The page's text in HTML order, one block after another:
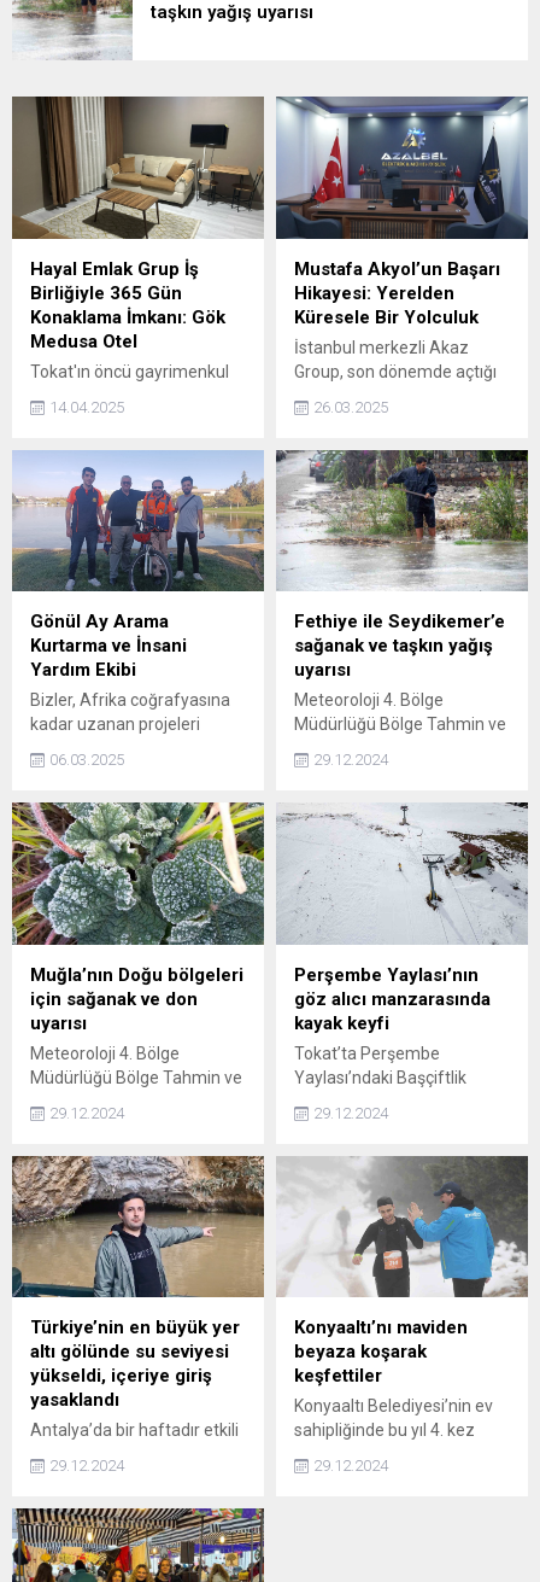
taşkın yağış uyarısı
Hayal Emlak Grup İş
Birliğiyle 365 Gün
Konaklama İmkanı: Gök
Medusa Otel
Tokat'ın öncü gayrimenkul
markalarından Hayal Emlak
2020 yılında sektöre adım
atarak kısa sürede bölgenin
ihtiyaçlarını doğru okuyan ve
yenilikçi projelerle fark
yaratan bir girişim oldu.
14.04.2025
Mustafa Akyol’un Başarı
Hikayesi: Yerelden
Küresele Bir Yolculuk
İstanbul merkezli Akaz
Group, son dönemde açtığı
gerçekleştirdiği başarılı
sektöründe adından sıkça
söz ettiriyor.
26.03.2025
Gönül Ay Arama
Kurtarma ve İnsani
Yardım Ekibi
Bizler, Afrika coğrafyasına
kadar uzanan projeleri
hiçbir sponsorumuz
gücümüzle iyi işler
çıkartıyoruz. Birçok projemiz
var ve hayata geçirmek
istiyoruz. Yenilikçi gönüllü
anlayışını da aşılamaya
çalışıyoruz.
06.03.2025
Fethiye ile Seydikemer’e
sağanak ve taşkın yağış
uyarısı
Meteoroloji 4. Bölge
Müdürlüğü Bölge Tahmin ve
uyarıda, Muğla’nın Fethiye
sağanak yağış ve taşkın
uyarısı yapıldı. Yapılan
uyarıda, “Son radar
görüntüsünden alınan
verilere göre, halen devam
eden sağanak ve gök
gürültülü sağanak yağışların
önümüzdeki saatlerde
Fethiye ve Seydikemer
civarlarında yer yer kuvvetini
artırması...
29.12.2024
Muğla’nın Doğu bölgeleri
için sağanak ve don
uyarısı
Meteoroloji 4. Bölge
Müdürlüğü Bölge Tahmin ve
uyarıda, Muğla’nın Doğu
Fethiye, Dalaman, Ortaca;
Köyceğiz) için sağanak yağış
ile birlikte yüksek kesimlerde
don uyarısı yapıldı. Yapılan
uyarıda, “Yapılan son
değerlendirmelere göre; bu
gece saatlerinden itibaren
Muğla’nın doğu
kesimlerinde yerel olarak
kuvvetli (21-50 kg/m2)
sağanak ve...
29.12.2024
Perşembe Yaylası’nın
göz alıcı manzarasında
kayak keyfi
Tokat’ta Perşembe
Yaylası’ndaki Başçiftlik
ziyaretçilerine eşsiz doğa
bir arada sunuyor. Tokat’ın
Başçiftlik ilçesinde, bin 600
rakımlı Karacaören
Yaylası’ndaki Başçiftlik
Kayak Merkezi, kış sporları
tutkunlarını ağırlıyor. Kent
merkezine 90 kilometre,
Başçiftlik ilçe merkezine 8
kilometre ve
menderesleriyle ünlü
Perşembe Yaylası’na
sadece 3 kilometre
mesafedeki...
29.12.2024
Türkiye’nin en büyük yer
altı gölünde su seviyesi
yükseldi, içeriye giriş
yasaklandı
Antalya’da bir haftadır etkili
olan sağanak yağış, İbradı
ilçesi Ürünlü Mahallesi
Türkiye’nin en büyük,
dünyanın ise üçüncü
büyüklüğünde yer altı
29.12.2024
Konyaaltı’nı maviden
beyaza koşarak
keşfettiler
Konyaaltı Belediyesi’nin ev
sahipliğinde bu yıl 4. kez
gerçekleştirilen ve
sporcuların Konyaaltı’nın
29.12.2024